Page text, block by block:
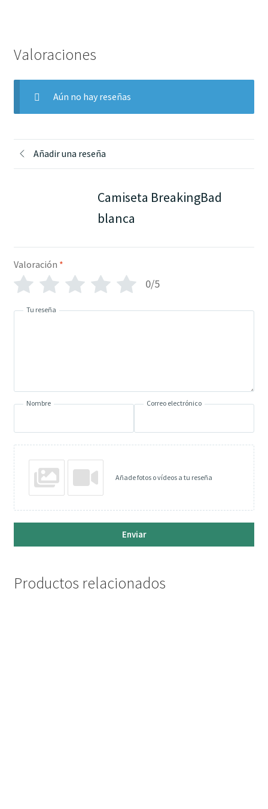
Valoraciones
Aún no hay reseñas
Añadir una reseña
Camiseta BreakingBad
blanca
Valoración *
0/5
Tu reseña
Nombre Correo electrónico
Añade fotos o vídeos a tu reseña
Enviar
Productos relacionados